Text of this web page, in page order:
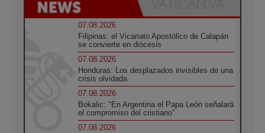
07.08.2026
Filipinas: el Vicariato Apostólico de Calapán
se convierte en diócesis
07.08.2026
Honduras: Los desplazados invisibles de una
crisis olvidada
07.08.2026
Bokalic: "En Argentina el Papa León señalará
el compromiso del cristiano"
07.08.2026